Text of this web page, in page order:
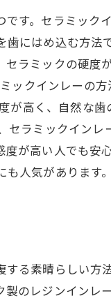
す。セラミッ
にはめ込む方
ラミックの硬
ックインレーの
が高く、自然な
ラミックイン
が高い人でも
人気があります。
る素晴らしい
のレジンイン